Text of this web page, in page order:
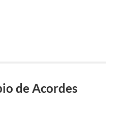
de Acordes